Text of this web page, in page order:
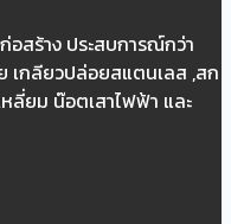
สร้าง ประสบการณ์กว่า
เกลียวปล่อยสแตนเลส ,สก
ยม น๊อตเสาไฟฟ้า และ